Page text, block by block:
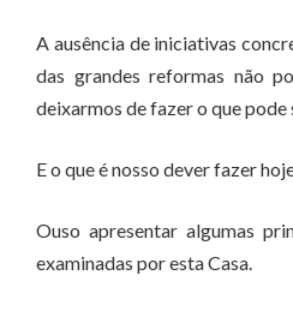
A ausência de iniciativas
das grandes reformas não
deixarmos de fazer o que
E o que é nosso dever fazer
Ouso apresentar algumas
examinadas por esta Casa.